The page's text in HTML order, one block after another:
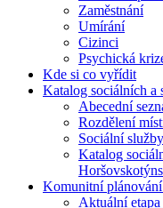
Zaměstnání
Umírání
Cizinci
Psychická
Kde si co vyřídit
Katalog sociálních a
Abecední
Rozdělení
Sociální
Katalog
Komunitní
Aktuální